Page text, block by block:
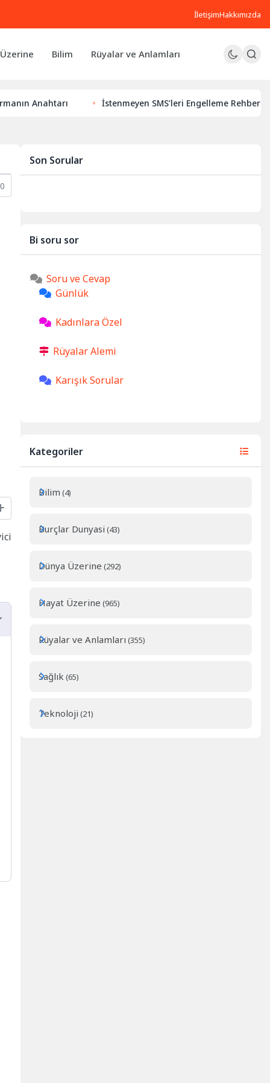
İletişimHakkımızda
Bilim Rüyalar ve Anlamları
İstenmeyen SMS’leri Engelleme Rehberi: Dijital
0
Son Sorular
Bi soru sor
Soru ve Cevap
Günlük
Kadınlara Özel
Rüyalar Alemi
Karışık Sorular
Kategoriler
Bilim (4)
Burçlar Dunyasi (43)
Dünya Üzerine (292)
Hayat Üzerine (965)
Rüyalar ve Anlamları (355)
Sağlık (65)
Teknoloji (21)